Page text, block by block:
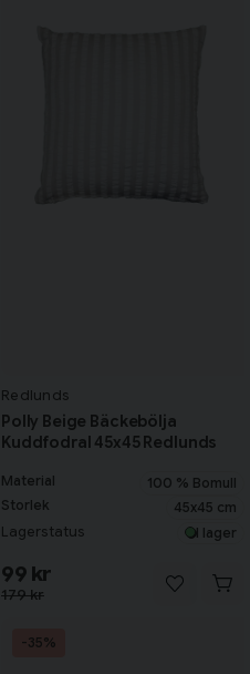
Redlunds
Polly Beige Bäckebölja
Kuddfodral 45x45 Redlunds
Material
100 % Bomull
Storlek
45x45 cm
Lagerstatus I lager
179 kr
99 kr
-35%